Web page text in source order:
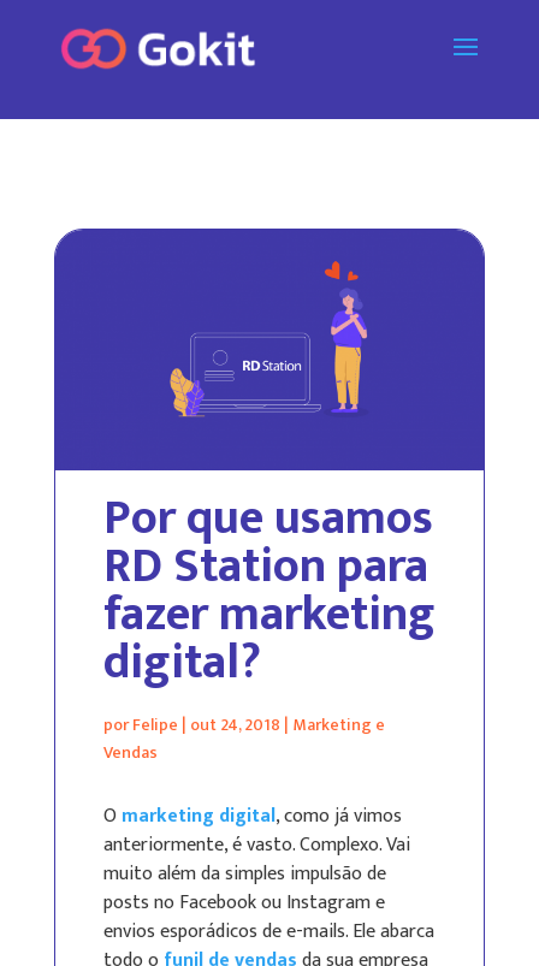
Por que usamos
RD Station para
fazer marketing
digital?
porFelipe | out 24, 2018 | Marketing e
Vendas
Omarketing digital, como já vimos
anteriormente, é vasto. Complexo. Vai
muito além da simples impulsão de
posts no Facebook ou Instagram e
envios esporádicos de e-mails. Ele abarca